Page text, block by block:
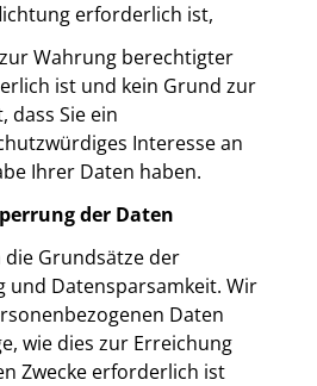
erforderlich ist,
Wahrung berechtigter
ist und kein Grund zur
dass Sie ein
Interesse an
Ihrer Daten haben.
der Daten
Grundsätze der
und Datensparsamkeit. Wir
Daten
wie dies zur Erreichung
Zwecke erforderlich ist